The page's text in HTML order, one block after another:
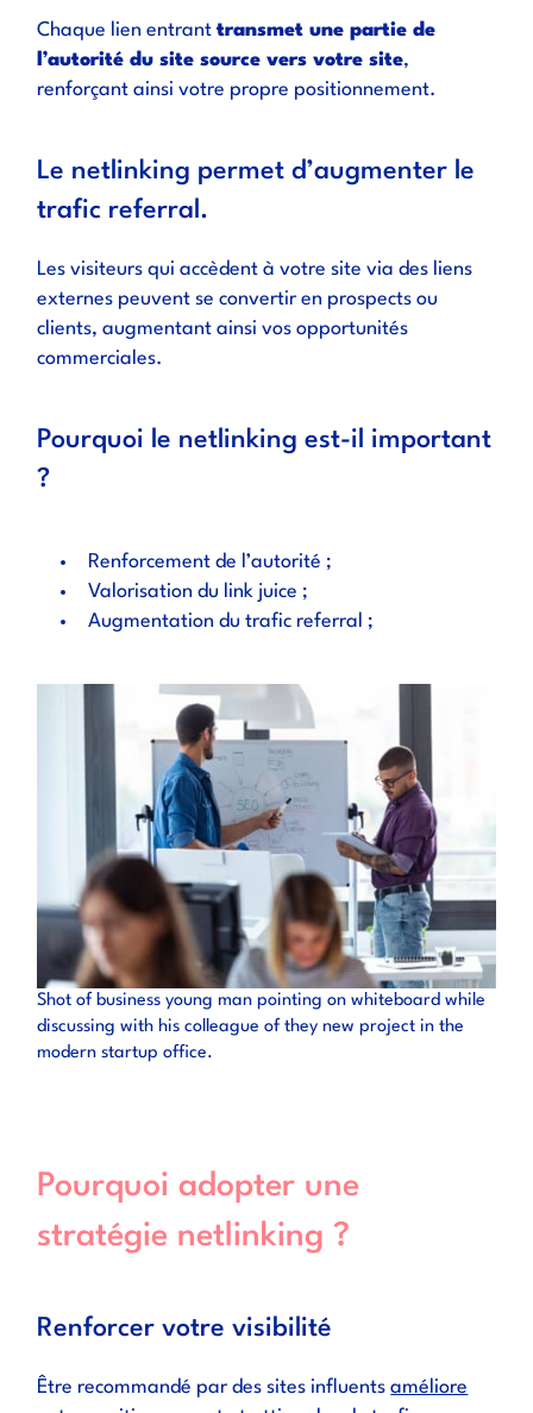
Chaque lien entranttransmet une partie de
l’autorité du site source vers votre site,
renforçant ainsi votre propre positionnement.
Le netlinking permet d’augmenter le
trafic referral.
Les visiteurs qui accèdent à votre site via des liens
externes peuvent se convertir en prospects ou
clients, augmentant ainsi vos opportunités
commerciales.
Pourquoi le netlinking est-il important
?
Renforcement de l’autorité ;
Valorisation du link juice ;
Augmentation du trafic referral ;
Shot of business young man pointing on whiteboard while
discussing with his colleague of they new project in the
modern startup office.
Pourquoi adopter une
stratégie netlinking ?
Renforcer votre visibilité
Être recommandé par des sites influentsaméliore